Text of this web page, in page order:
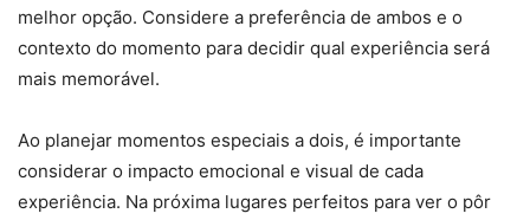
melhor opção. Considere a preferência de ambos e o
contexto do momento para decidir qual experiência será
mais memorável.
Ao planejar momentos especiais a dois, é importante
considerar o impacto emocional e visual de cada
experiência. Na próxima lugares perfeitos para ver o pôr